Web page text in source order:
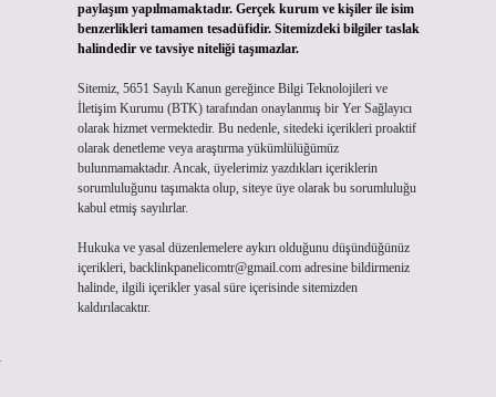
paylaşım yapılmamaktadır. Gerçek kurum ve kişiler ile isim
benzerlikleri tamamen tesadüfidir. Sitemizdeki bilgiler taslak
halindedir ve tavsiye niteliği taşımazlar.
Sitemiz, 5651 Sayılı Kanun gereğince Bilgi Teknolojileri ve
İletişim Kurumu (BTK) tarafından onaylanmış bir Yer Sağlayıcı
olarak hizmet vermektedir. Bu nedenle, sitedeki içerikleri proaktif
olarak denetleme veya araştırma yükümlülüğümüz
bulunmamaktadır. Ancak, üyelerimiz yazdıkları içeriklerin
sorumluluğunu taşımakta olup, siteye üye olarak bu sorumluluğu
kabul etmiş sayılırlar.
Hukuka ve yasal düzenlemelere aykırı olduğunu düşündüğünüz
içerikleri, backlinkpanelicomtr@gmail.comadresine bildirmeniz
halinde, ilgili içerikler yasal süre içerisinde sitemizden
kaldırılacaktır.